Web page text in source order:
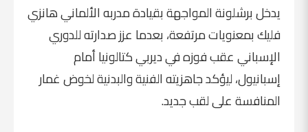
يدخل برشلونة المواجهة بقيادة مدربه الألماني هانزي
فليك بمعنويات مرتفعة، بعدما عزز صدارته للدوري
الإسباني عقب فوزه في ديربي كتالونيا أمام
إسبانيول، ليؤكد جاهزيته الفنية والبدنية لخوض غمار
المنافسة على لقب جديد.